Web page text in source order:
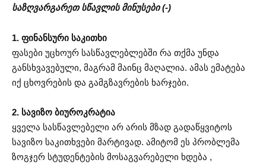
საზღვარგარეთ სწავლის მინუსები (-)
1. ფინანსური საკითხი
ფასები უცხოურ სასწავლებლებში რა თქმა უნდა
განსხვავებული, მაგრამ მაინც მაღალია. ამას ემატება
იქ ცხოვრების და გამგზავრების ხარჯები.
2. სავიზო ბიუროკრატია
ყველა სასწავლებელი არ არის მზად გადაწყვიტოს
სავიზო საკითხვები მარტივად. ამიტომ ეს პრობლემა
ზოგჯერ სტუდენტების მოსაგვარებელი ხდება ,